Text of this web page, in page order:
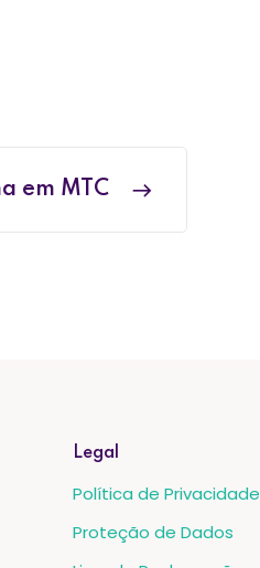
em MTC
Legal
Política de Privacidade
Proteção de Dados